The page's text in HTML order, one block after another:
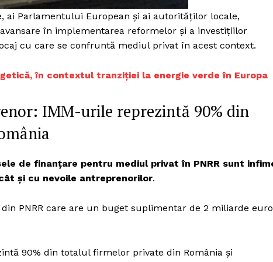
ai Parlamentului European și ai autorităților locale,
în implementarea reformelor și a investițiilor
cu care se confruntă mediul privat în acest context.
în contextul tranziției la energie verde în Europa
IMM-urile reprezintă 90% din
de finanțare pentru mediul privat în PNRR sunt
și cu nevoile antreprenorilor.
PNRR care are un buget suplimentar de 2 miliarde
90% din totalul firmelor private din România și